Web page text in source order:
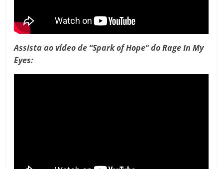
Assista ao vídeo de “Spark of Hope” do Rage In My
Eyes: